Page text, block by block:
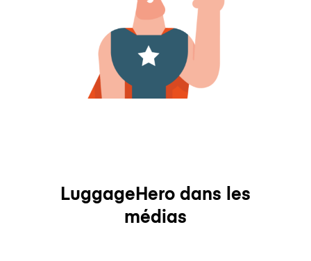
LuggageHero dans les
médias